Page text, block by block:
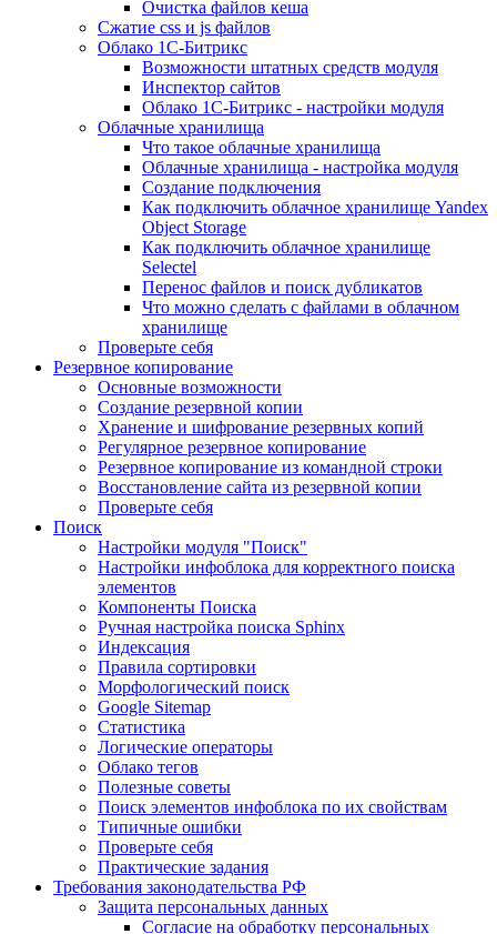
Очистка файлов кеша
Сжатие css и js файлов
Облако 1С-Битрикс
Возможности штатных средств модуля
Инспектор сайтов
Облако 1С-Битрикс - настройки модуля
Облачные хранилища
Что такое облачные хранилища
Облачные хранилища - настройка модуля
Создание подключения
Как подключить облачное хранилище Yandex
Object Storage
Как подключить облачное хранилище
Selectel
Перенос файлов и поиск дубликатов
Что можно сделать с файлами в облачном
хранилище
Проверьте себя
Резервное копирование
Основные возможности
Создание резервной копии
Хранение и шифрование резервных копий
Регулярное резервное копирование
Резервное копирование из командной строки
Восстановление сайта из резервной копии
Проверьте себя
Поиск
Настройки модуля "Поиск"
Настройки инфоблока для корректного поиска
элементов
Компоненты Поиска
Ручная настройка поиска Sphinx
Индексация
Правила сортировки
Морфологический поиск
Google Sitemap
Статистика
Логические операторы
Облако тегов
Полезные советы
Поиск элементов инфоблока по их свойствам
Типичные ошибки
Проверьте себя
Практические задания
Требования законодательства РФ
Защита персональных данных
Согласие на обработку персональных